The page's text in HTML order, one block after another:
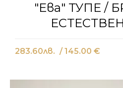
"Ева" ТУПЕ /
283.60лв. / 145.00 €